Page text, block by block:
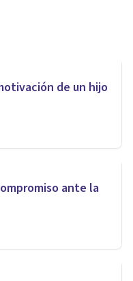
de un hijo
ante la